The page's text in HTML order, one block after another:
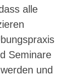
alle
Seminare
und